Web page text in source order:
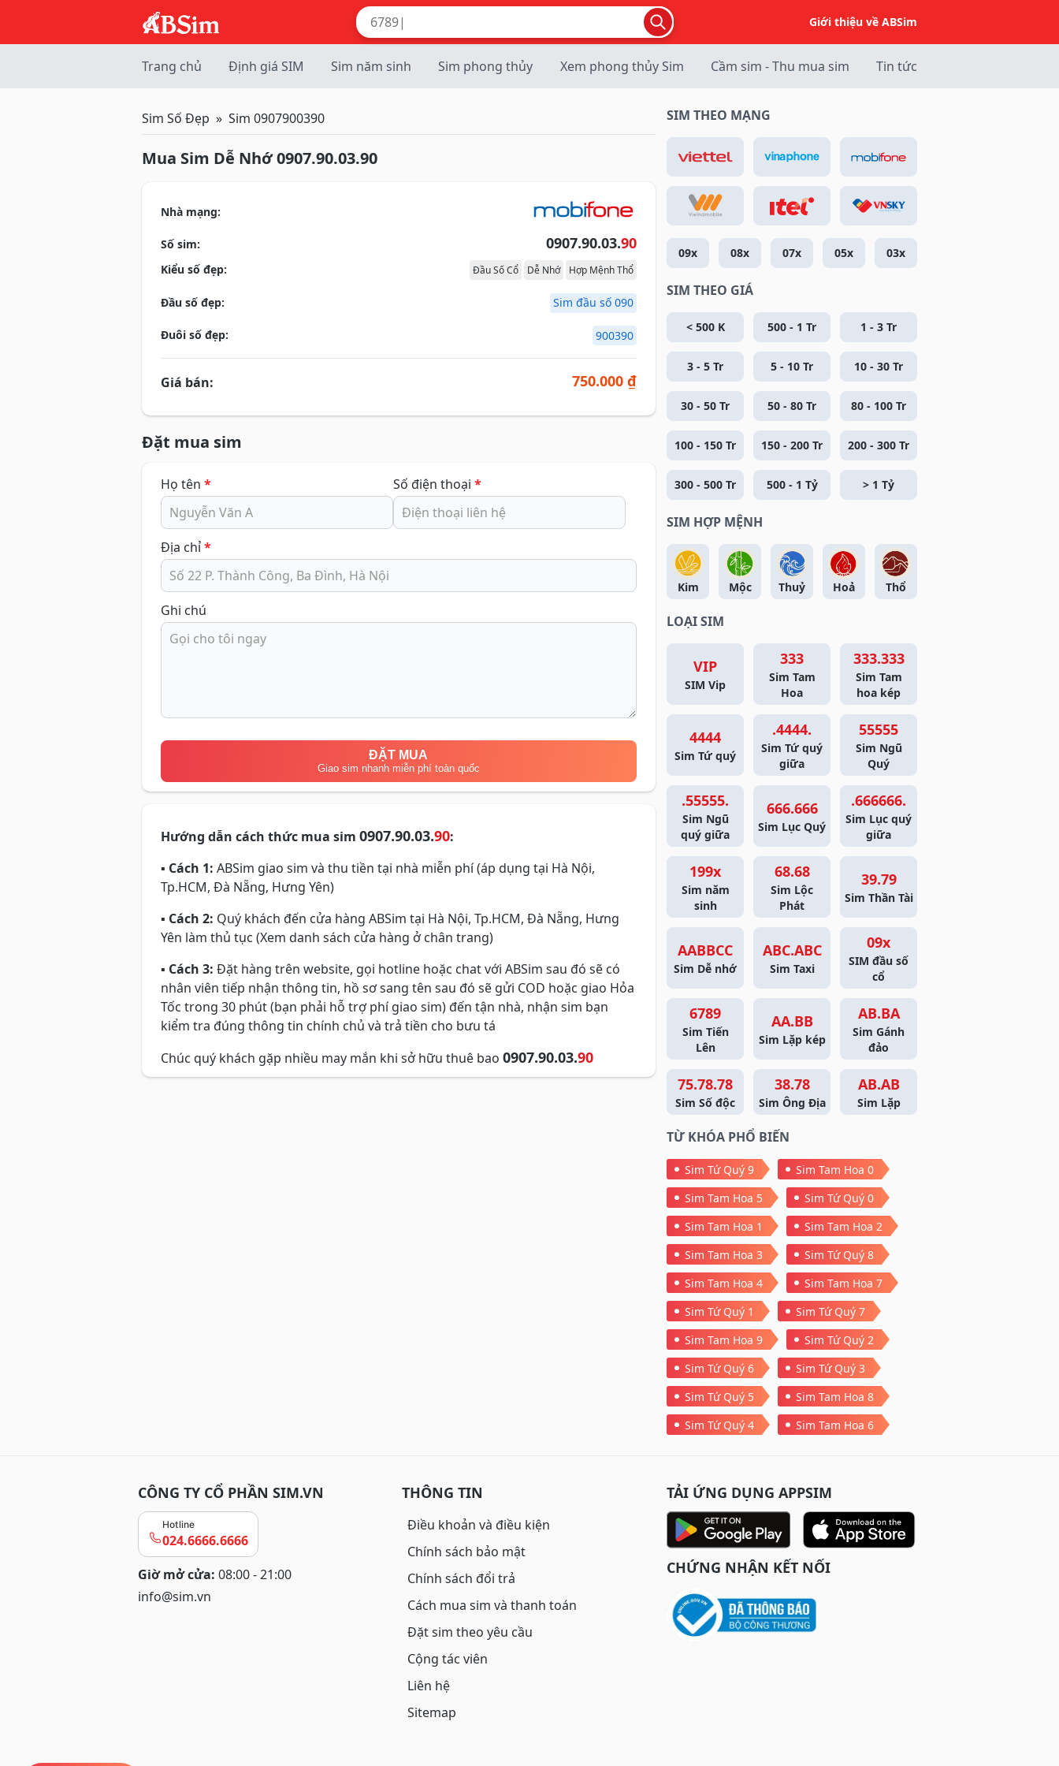
Giới thiệu về ABSim
Trang chủ Định giá SIM Sim năm sinh Sim phong thủy Xem phong thủy Sim Cầm sim - Thu mua sim Tin tức
Sim Số Đẹp Sim 0907900390
Mua Sim Dễ Nhớ 0907.90.03.90
Nhà mạng:
Số sim: 0907.90.03.90
Kiểu số đẹp: Đầu Số Cổ Dễ Nhớ Hợp Mệnh Thổ
Đầu số đẹp: Sim đầu số 090
Đuôi số đẹp: 900390
Giá bán: 750.000 ₫
Đặt mua sim
Họ tên * Số điện thoại *
Địa chỉ*
Ghi chú
ĐẶT MUA
Giao sim nhanh miễn phí toàn quốc
Hướng dẫn cách thức mua sim 0907.90.03.90:
▪ Cách 1: ABSim giao sim và thu tiền tại nhà miễn phí (áp dụng tại Hà Nội,
Tp.HCM, Đà Nẵng, Hưng Yên)
▪ Cách 2: Quý khách đến cửa hàng ABSim tại Hà Nội, Tp.HCM, Đà Nẵng, Hưng
Yên làm thủ tục (Xem danh sách cửa hàng ở chân trang)
▪ Cách 3: Đặt hàng trên website, gọi hotline hoặc chat với ABSim sau đó sẽ có
nhân viên tiếp nhận thông tin, hồ sơ sang tên sau đó sẽ gửi COD hoặc giao Hỏa
Tốc trong 30 phút (bạn phải hỗ trợ phí giao sim) đến tận nhà, nhận sim bạn
kiểm tra đúng thông tin chính chủ và trả tiền cho bưu tá
Chúc quý khách gặp nhiều may mắn khi sở hữu thuê bao 0907.90.03.90
SIM THEO MẠNG
09x 08x 07x 05x 03x
SIM THEO GIÁ
< 500 K 500 - 1 Tr 1 - 3 Tr
3 - 5 Tr 5 - 10 Tr 10 - 30 Tr
30 - 50 Tr 50 - 80 Tr 80 - 100 Tr
100 - 150 Tr 150 - 200 Tr 200 - 300 Tr
300 - 500 Tr 500 - 1 Tỷ > 1 Tỷ
SIM HỢP MỆNH
Kim Mộc Thuỷ Hoả Thổ
LOẠI SIM
VIP
SIM Vip
333
Sim Tam
Hoa
333.333
Sim Tam
hoa kép
4444
Sim Tứ quý
.4444.
Sim Tứ quý
giữa
55555
Sim Ngũ
Quý
.55555.
Sim Ngũ
quý giữa
666.666
Sim Lục Quý
.666666.
Sim Lục quý
giữa
199x
Sim năm
sinh
68.68
Sim Lộc
Phát
39.79
Sim Thần Tài
AABBCC
Sim Dễ nhớ
ABC.ABC
Sim Taxi
09x
SIM đầu số
cổ
6789
Sim Tiến
Lên
AA.BB
Sim Lặp kép
AB.BA
Sim Gánh
đảo
75.78.78
Sim Số độc
38.78
Sim Ông Địa
AB.AB
Sim Lặp
TỪ KHÓA PHỔ BIẾN
Sim Tứ Quý 9
Sim Tam Hoa 0
Sim Tam Hoa 5
Sim Tứ Quý 0
Sim Tam Hoa 1
Sim Tam Hoa 2
Sim Tam Hoa 3
Sim Tứ Quý 8
Sim Tam Hoa 4
Sim Tam Hoa 7
Sim Tứ Quý 1
Sim Tứ Quý 7
Sim Tam Hoa 9
Sim Tứ Quý 2
Sim Tứ Quý 6
Sim Tứ Quý 3
Sim Tứ Quý 5
Sim Tam Hoa 8
Sim Tứ Quý 4
Sim Tam Hoa 6
CÔNG TY CỔ PHẦN SIM.VN
Hotline
024.6666.6666
Giờ mở cửa: 08:00 - 21:00
info@sim.vn
THÔNG TIN
Điều khoản và điều kiện
Chính sách bảo mật
Chính sách đổi trả
Cách mua sim và thanh toán
Đặt sim theo yêu cầu
Cộng tác viên
Liên hệ
Sitemap
TẢI ỨNG DỤNG APPSIM
CHỨNG NHẬN KẾT NỐI